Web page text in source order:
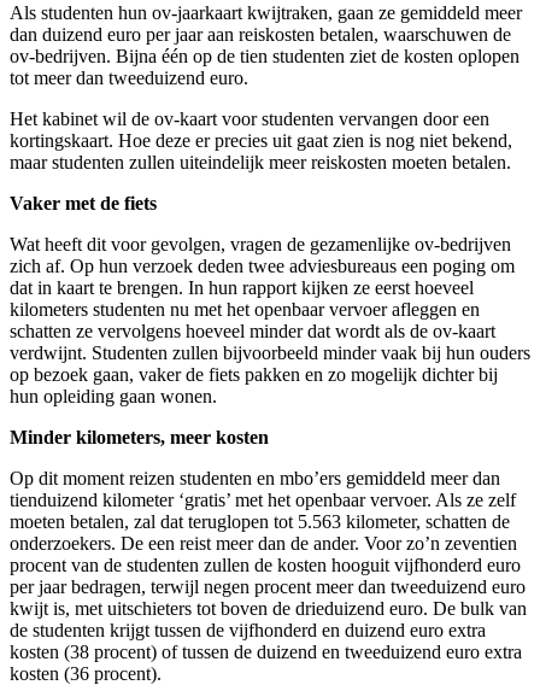
Als studenten hun ov-jaarkaart kwijtraken, gaan ze gemiddeld meer
dan duizend euro per jaar aan reiskosten betalen, waarschuwen de
ov-bedrijven. Bijna één op de tien studenten ziet de kosten oplopen
tot meer dan tweeduizend euro.
Het kabinet wil de ov-kaart voor studenten vervangen door een
kortingskaart. Hoe deze er precies uit gaat zien is nog niet bekend,
maar studenten zullen uiteindelijk meer reiskosten moeten betalen.
Vaker met de fiets
Wat heeft dit voor gevolgen, vragen de gezamenlijke ov-bedrijven
zich af. Op hun verzoek deden twee adviesbureaus een poging om
dat in kaart te brengen. In hun rapport kijken ze eerst hoeveel
kilometers studenten nu met het openbaar vervoer afleggen en
schatten ze vervolgens hoeveel minder dat wordt als de ov-kaart
verdwijnt. Studenten zullen bijvoorbeeld minder vaak bij hun ouders
op bezoek gaan, vaker de fiets pakken en zo mogelijk dichter bij
hun opleiding gaan wonen.
Minder kilometers, meer kosten
Op dit moment reizen studenten en mbo’ers gemiddeld meer dan
tienduizend kilometer ‘gratis’ met het openbaar vervoer. Als ze zelf
moeten betalen, zal dat teruglopen tot 5.563 kilometer, schatten de
onderzoekers. De een reist meer dan de ander. Voor zo’n zeventien
procent van de studenten zullen de kosten hooguit vijfhonderd euro
per jaar bedragen, terwijl negen procent meer dan tweeduizend euro
kwijt is, met uitschieters tot boven de drieduizend euro. De bulk van
de studenten krijgt tussen de vijfhonderd en duizend euro extra
kosten (38 procent) of tussen de duizend en tweeduizend euro extra
kosten (36 procent).